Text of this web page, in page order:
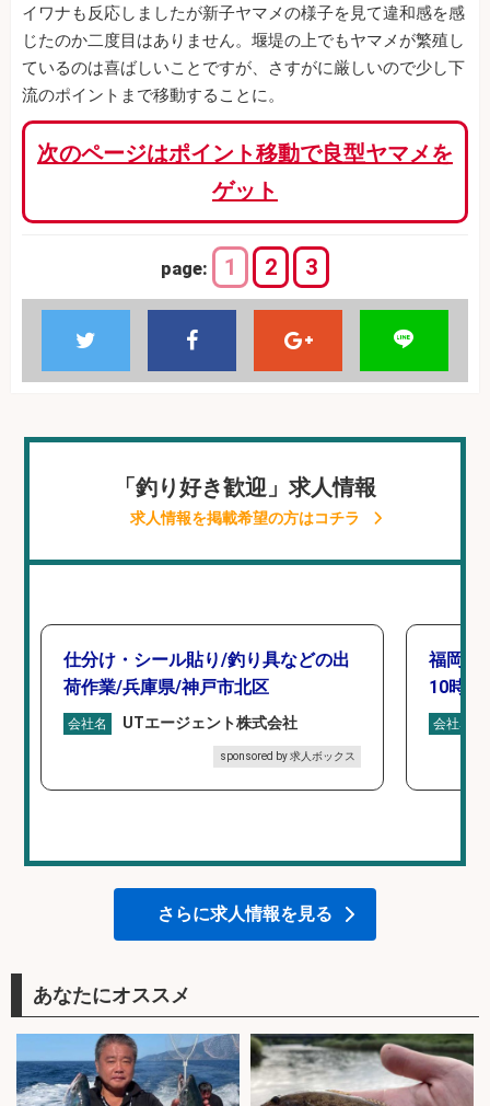
イワナも反応しましたが新子ヤマメの様子を見て違和感を感
じたのか二度目はありません。堰堤の上でもヤマメが繁殖し
ているのは喜ばしいことですが、さすがに厳しいので少し下
流のポイントまで移動することに。
次のページはポイント移動で良型ヤマメを
ゲット
page: 1 2 3
「釣り好き歓迎」求人情報
求人情報を掲載希望の方はコチラ
仕分け・シール貼り/釣り具などの出
荷作業/兵庫県/神戸市北区
会社名 UTエージェント株式会社
sponsored by 求人ボックス
福岡「
10時間
会社名
さらに求人情報を見る
あなたにオススメ